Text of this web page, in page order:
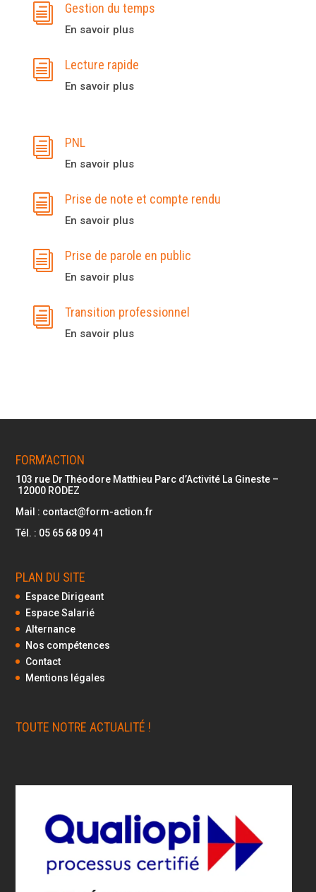
i Gestion du temps
En savoir plus
i Lecture rapide
En savoir plus
i PNL
En savoir plus
i Prise de note et compte rendu
En savoir plus
i Prise de parole en public
En savoir plus
i Transition professionnel
En savoir plus
FORM’ACTION
103 rue Dr Théodore Matthieu Parc d’Activité La Gineste –
12000 RODEZ
Mail : contact@form-action.fr
Tél. : 05 65 68 09 41
PLAN DU SITE
Espace Dirigeant
Espace Salarié
Alternance
Nos compétences
Contact
Mentions légales
TOUTE NOTRE ACTUALITÉ !